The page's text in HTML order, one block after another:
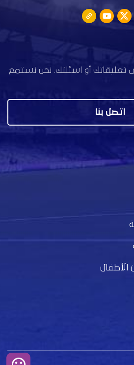
تعليقاتك أو اسئلتك. نحن نستمع
اتصل بنا
الأطفال